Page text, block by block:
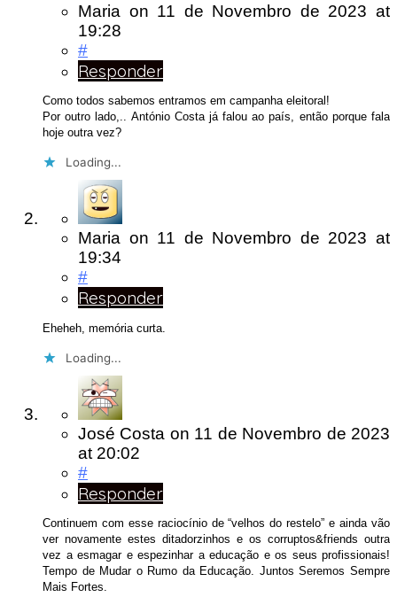
Maria on 11 de Novembro de 2023at
19:28
#
Responder
Como todos sabemos entramos em campanha eleitoral!
Por outro lado,.. António Costa já falou ao país, então porque fala
hoje outra vez?
Loading...
Maria on 11 de Novembro de 2023at
19:34
#
Responder
Eheheh, memória curta.
Loading...
José Costa on 11 de Novembro de 2023
at 20:02
#
Responder
Continuem com esse raciocínio de “velhos do restelo” e ainda vão
ver novamente estes ditadorzinhos e os corruptos&friends outra
vez a esmagar e espezinhar a educação e os seus profissionais!
Tempo de Mudar o Rumo da Educação. Juntos Seremos Sempre
Mais Fortes.